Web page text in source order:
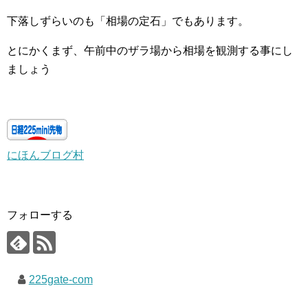
下落しずらいのも「相場の定石」でもあります。
とにかくまず、午前中のザラ場から相場を観測する事にし
ましょう
にほんブログ村
フォローする
225gate-com